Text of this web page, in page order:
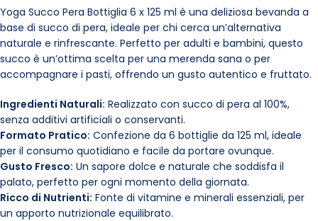
Yoga Succo Pera Bottiglia 6 x 125 ml è una deliziosa bevanda a
base di succo di pera, ideale per chi cerca un’alternativa
naturale e rinfrescante. Perfetto per adulti e bambini, questo
succo è un’ottima scelta per una merenda sana o per
accompagnare i pasti, offrendo un gusto autentico e fruttato.
Ingredienti Naturali: Realizzato con succo di pera al 100%,
senza additivi artificiali o conservanti.
Formato Pratico: Confezione da 6 bottiglie da 125 ml, ideale
per il consumo quotidiano e facile da portare ovunque.
Gusto Fresco: Un sapore dolce e naturale che soddisfa il
palato, perfetto per ogni momento della giornata.
Ricco di Nutrienti: Fonte di vitamine e minerali essenziali, per
un apporto nutrizionale equilibrato.